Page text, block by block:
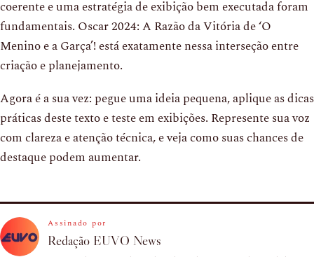
coerente e uma estratégia de exibição bem executada foram
fundamentais. Oscar 2024: A Razão da Vitória de ‘O
Menino e a Garça’! está exatamente nessa interseção entre
criação e planejamento.
Agora é a sua vez: pegue uma ideia pequena, aplique as dicas
práticas deste texto e teste em exibições. Represente sua voz
com clareza e atenção técnica, e veja como suas chances de
destaque podem aumentar.
Assinado por
Redação EUVO News